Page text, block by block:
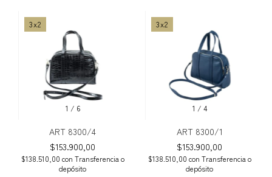
1 / 6
3x2
ART 8300/4
$153.900,00
$138.510,00 con Transferencia o
depósito
1 / 4
3x2
ART 8300/1
$153.900,00
$138.510,00 con Transferencia o
depósito